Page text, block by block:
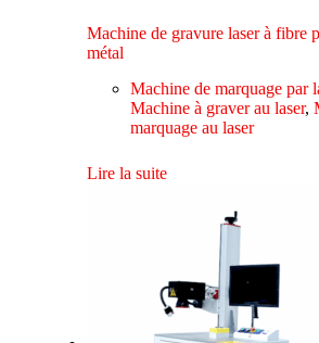
Machine de gravure laser à fibre
métal
Machine de marquage par
Machine à graver au laser,
marquage au laser
Lire la suite